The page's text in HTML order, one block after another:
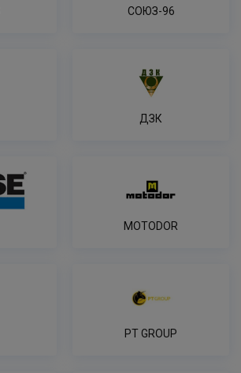
СОЮЗ-96
ДЗК
MOTODOR
PT GROUP